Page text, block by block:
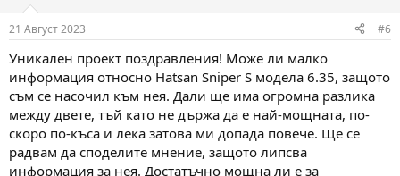
21 Август 2023 #6
Уникален проект поздравления! Може ли малко
информация относно Hatsan Sniper S модела 6.35, защото
съм се насочил към нея. Дали ще има огромна разлика
между двете, тъй като не държа да е най-мощната, по-
скоро по-къса и лека затова ми допада повече. Ще се
радвам да споделите мнение, защото липсва
информация за нея. Достатъчно мощна ли е за